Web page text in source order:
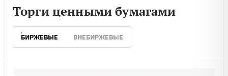
Торги ценными бумагами
БИРЖЕВЫЕ ВНЕБИРЖЕВЫЕ